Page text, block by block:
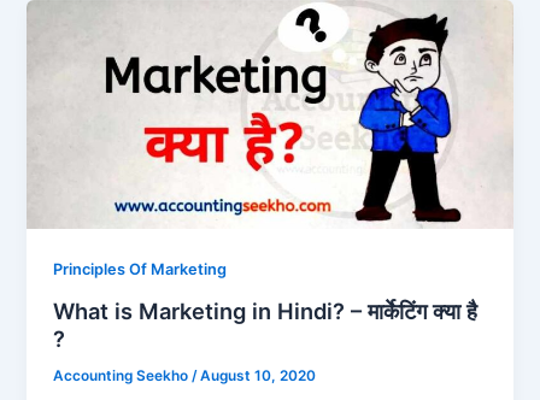
Principles Of Marketing
What is Marketing in Hindi? – मार्केटिंग क्या है
?
Accounting Seekho/August 10, 2020